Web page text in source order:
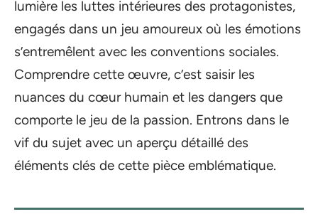
lumière les luttes intérieures des protagonistes,
engagés dans un jeu amoureux où les émotions
s’entremêlent avec les conventions sociales.
Comprendre cette œuvre, c’est saisir les
nuances du cœur humain et les dangers que
comporte le jeu de la passion. Entrons dans le
vif du sujet avec un aperçu détaillé des
éléments clés de cette pièce emblématique.